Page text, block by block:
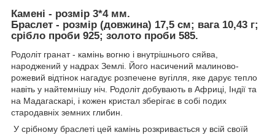
Камені - розмір 3*4 мм.
Браслет - розмір (довжина) 17,5 см; вага 10,43 г;
срібло проби 925; золото проби 585.
Родоліт гранат - камінь вогню і внутрішнього сяйва,
народжений у надрах Землі. Його насичений малиново-
рожевий відтінок нагадує розпечене вугілля, яке дарує тепло
навіть у найтемнішу ніч. Родоліт добувають в Африці, Індії та
на Мадагаскарі, і кожен кристал зберігає в собі подих
стародавніх земних глибин.
У срібному браслеті цей камінь розкривається у всій своїй